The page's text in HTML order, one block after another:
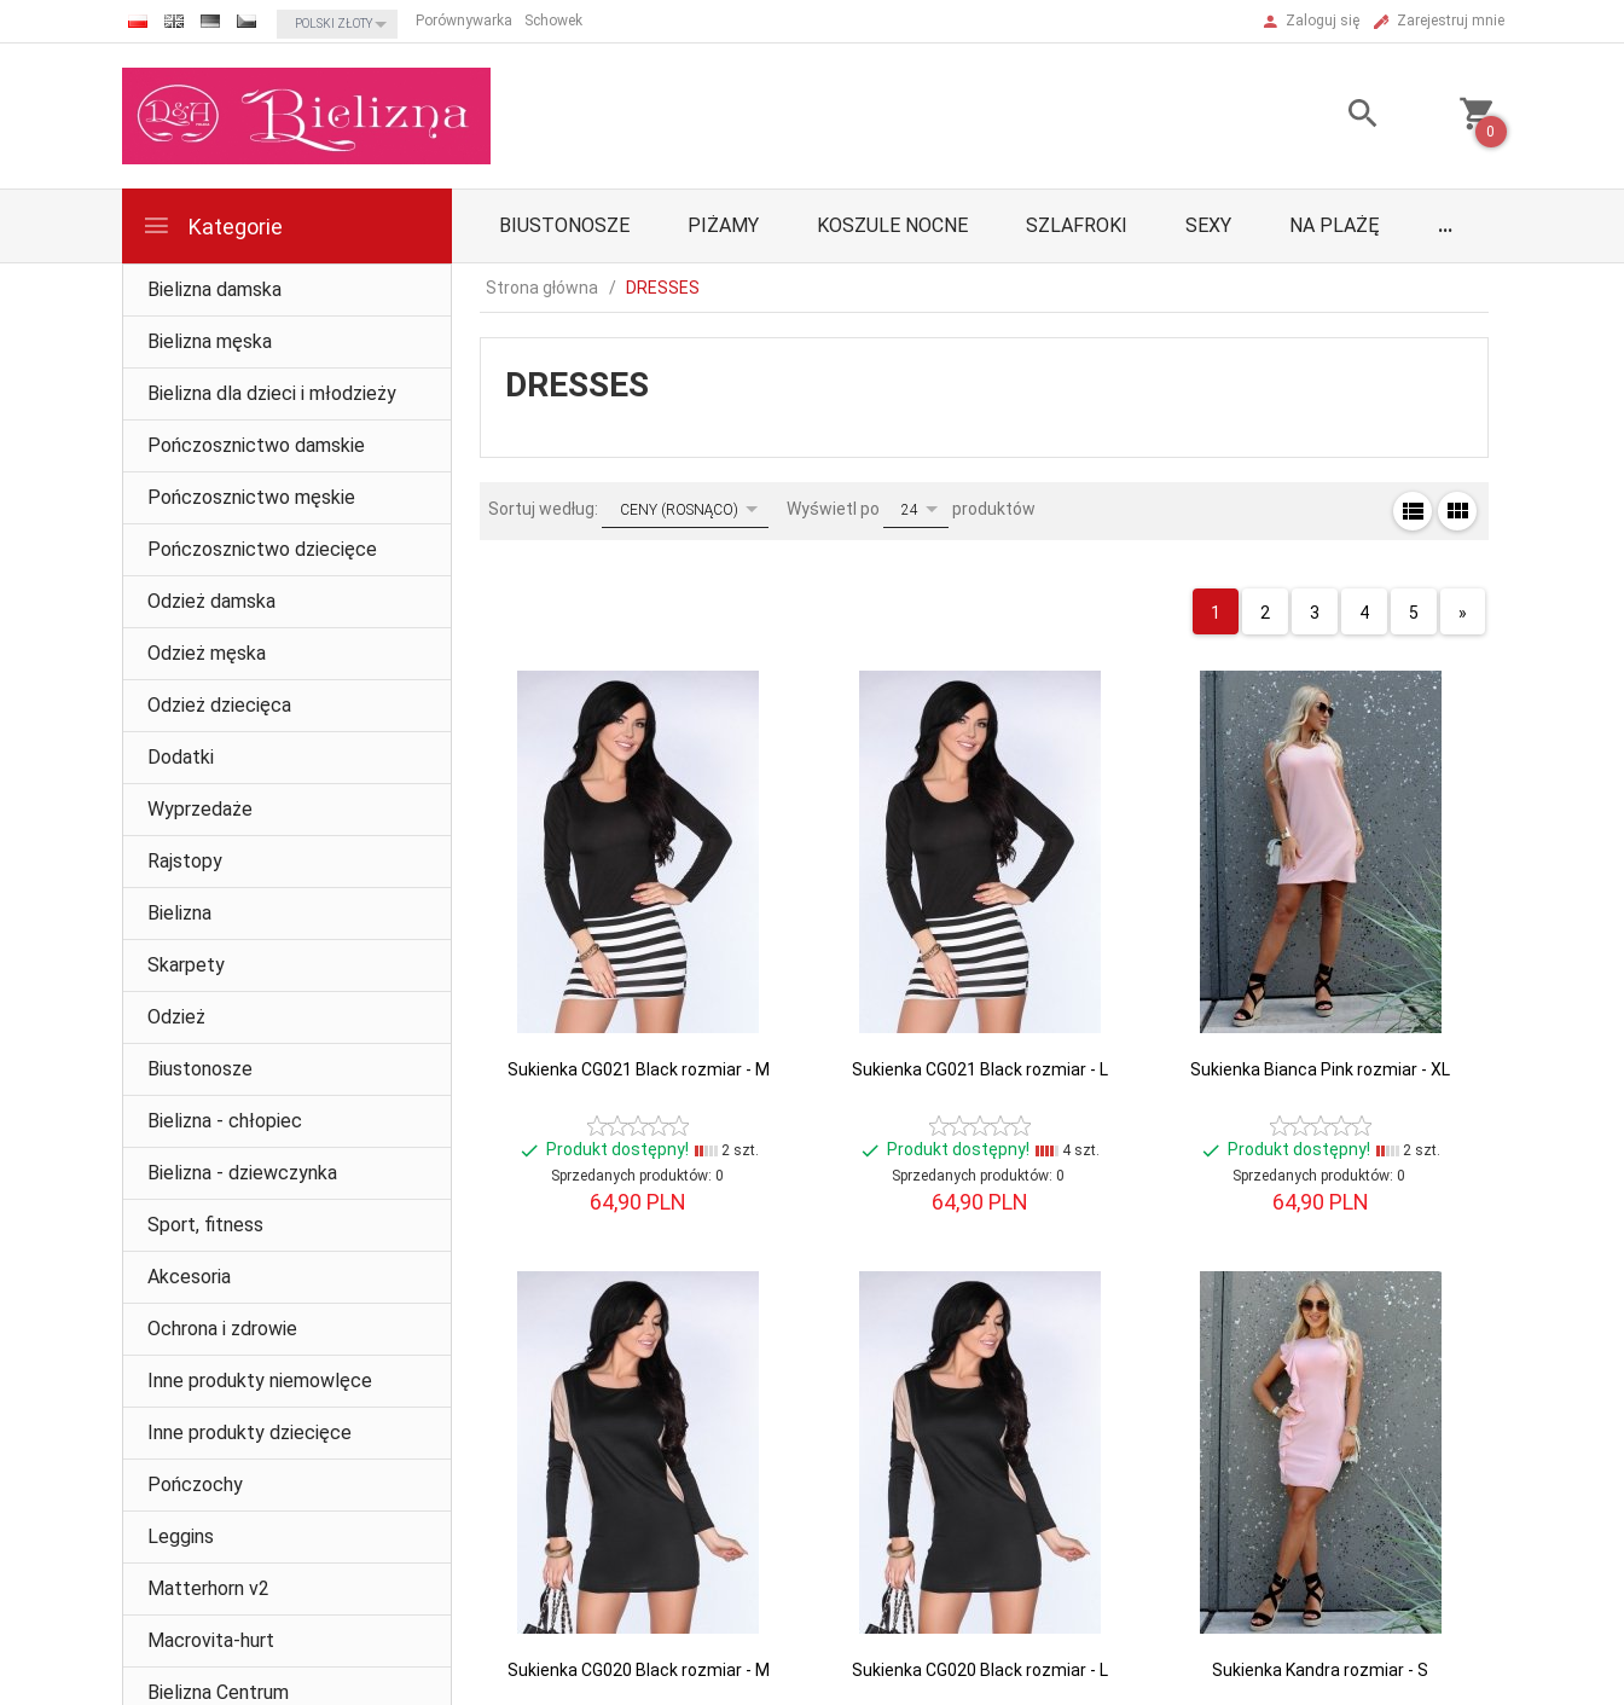
currency_h
POLSKI ZŁOTY Porównywarka Schowek Zaloguj się Zarejestruj mnie
0
Kategorie BIUSTONOSZE PIŻAMY KOSZULE NOCNE SZLAFROKI SEXY NA PLAŻĘ ...
Bielizna damska
Bielizna męska
Bielizna dla dzieci i młodzieży
Pończosznictwo damskie
Pończosznictwo męskie
Pończosznictwo dziecięce
Odzież damska
Odzież męska
Odzież dziecięca
Dodatki
Wyprzedaże
Rajstopy
Bielizna
Skarpety
Odzież
Biustonosze
Bielizna - chłopiec
Bielizna - dziewczynka
Sport, fitness
Akcesoria
Ochrona i zdrowie
Inne produkty niemowlęce
Inne produkty dziecięce
Pończochy
Leggins
Matterhorn v2
Macrovita-hurt
Bielizna Centrum
Strona główna DRESSES
DRESSES
Sortuj według: sortCENY (ROSNĄCO) Wyświetl po pop24 produktów
1 2 3 4 5 »
Sukienka CG021 Black rozmiar - M
Produkt dostępny!
2 szt.
Sprzedanych produktów: 0
64,90 PLN
Sukienka CG021 Black rozmiar - L
Produkt dostępny!
4 szt.
Sprzedanych produktów:0
64,90 PLN
Sukienka Bianca Pink rozmiar - XL
Produkt dostępny!
2 szt.
Sprzedanych produktów:0
64,90 PLN
Sukienka CG020 Black rozmiar - M Sukienka CG020 Black rozmiar - L Sukienka Kandra rozmiar - S